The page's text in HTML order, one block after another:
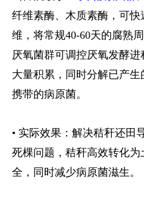
纤维素酶、木质素酶，可
维，将常规40-60天的腐熟
厌氧菌群可调控厌氧发酵
大量积累，同时分解已产
携带的病原菌。
• 实际效果：解决秸秆还田
死棵问题，秸秆高效转化
全，同时减少病原菌滋生。